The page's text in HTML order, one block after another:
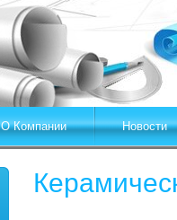
О Компании Новости